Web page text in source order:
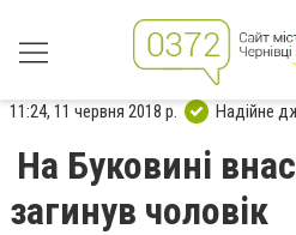
11:24, 11 червня 2018 р. Надійне
На Буковині
загинув чоловік